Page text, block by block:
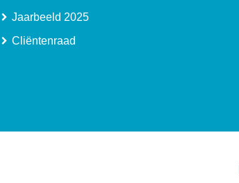
Jaarbeeld 2025
Cliëntenraad